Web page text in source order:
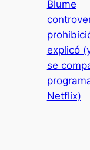
Blume
explicó
se
Netflix)